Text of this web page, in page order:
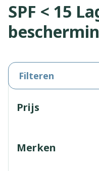
SPF < 15
Filteren
Prijs
Merken